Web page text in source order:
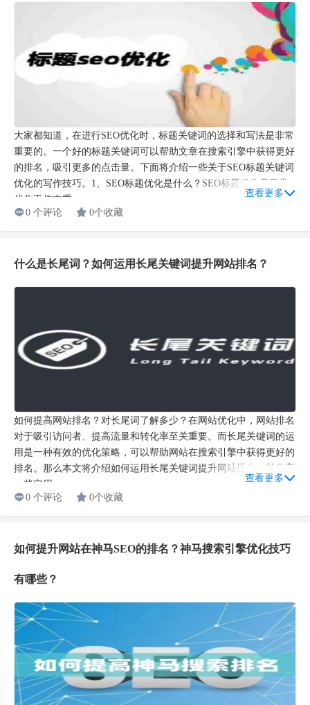
大家都知道，在进行SEO优化时，标题关键词的选择和写法是非常
重要的。一个好的标题关键词可以帮助文章在搜索引擎中获得更好
的排名，吸引更多的点击量。下面将介绍一些关于SEO标题关键词
优化的写作技巧。1、SEO标题优化是什么？SEO标题优化是日常
优化工作中重...
查看更多
0 个评论
0个收藏
什么是长尾词？如何运用长尾关键词提升网站排名？
如何提高网站排名？对长尾词了解多少？在网站优化中，网站排名
对于吸引访问者、提高流量和转化率至关重要。而长尾关键词的运
用是一种有效的优化策略，可以帮助网站在搜索引擎中获得更好的
排名。那么本文将介绍如何运用长尾关键词提升网站排名，并分享
一些实用...
查看更多
0 个评论
0个收藏
如何提升网站在神马SEO的排名？神马搜索引擎优化技巧
有哪些？